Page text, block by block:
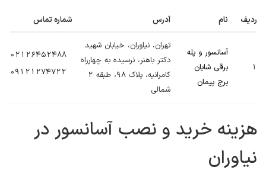
ردیف نام آدرس شماره تماس
1
آسانسور و پله
برقی شایان
برج پیمان
تهران، نیاوران، خیابان شهید
دکتر باهنر، نرسیده به چهارراه
کامرانیه، پلاک 98، طبقه 2
شمالی
02126452488
09121274722
هزینه خرید و نصب آسانسور در
نیاوران